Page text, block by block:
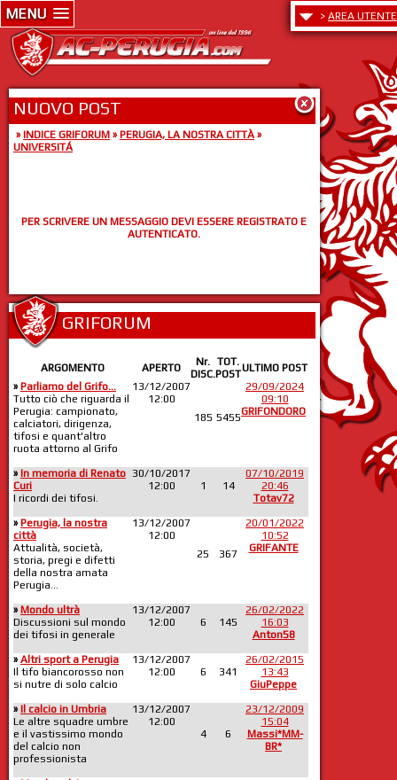
MENU > AREA UTENTE
NUOVO POST
» INDICE GRIFORUM » PERUGIA, LA NOSTRA CITTÀ »
UNIVERSITÁ
PER SCRIVERE UN MESSAGGIO DEVI ESSERE REGISTRATO E
AUTENTICATO.
GRIFORUM
ARGOMENTO APERTO
Nr.
DISC.
TOT.
POSTULTIMO POST
» Parliamo del Grifo...
Tutto ciò che riguarda il
Perugia: campionato,
calciatori, dirigenza,
tifosi e quant'altro
ruota attorno al Grifo
13/12/2007
12:00
185 5455
29/09/2024
09:10
GRIFONDORO
» In memoria di Renato
Curi
I ricordi dei tifosi.
30/10/2017
12:00
1 14
07/10/2019
20:46
Totav72
» Perugia, la nostra
città
Attualità, società,
storia, pregi e difetti
della nostra amata
Perugia...
13/12/2007
12:00
25
367
20/01/2022
10:52
GRIFANTE
» Mondo ultrà
Discussioni sul mondo
dei tifosi in generale
13/12/2007
12:00
6 145
26/02/2022
16:03
Anton58
» Altri sport a Perugia
Il tifo biancorosso non
si nutre di solo calcio
13/12/2007
12:00
6 341
26/02/2015
13:43
GiuPeppe
» Il calcio in Umbria
Le altre squadre umbre
e il vastissimo mondo
del calcio non
professionista
13/12/2007
12:00
4
6
23/12/2009
15:04
Massi*MM-
BR*